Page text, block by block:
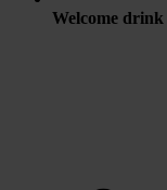
Welcome drink